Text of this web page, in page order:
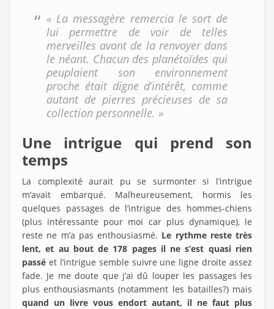
« La messagère remercia le sort de
lui permettre de voir de telles
merveilles avant de la renvoyer dans
le néant. Chacun des planétoïdes qui
peuplaient son environnement
proche était digne d’intérêt, comme
autant de pierres précieuses de sa
collection personnelle. »
Une intrigue qui prend son
temps
La complexité aurait pu se surmonter si l’intrigue
m’avait embarqué. Malheureusement, hormis les
quelques passages de l’intrigue des hommes-chiens
(plus intéressante pour moi car plus dynamique), le
reste ne m’a pas enthousiasmé. Le rythme reste très
lent, et au bout de 178 pages il ne s’est quasi rien
passé et l’intrigue semble suivre une ligne droite assez
fade. Je me doute que j’ai dû louper les passages les
plus enthousiasmants (notamment les batailles?) mais
quand un livre vous endort autant, il ne faut plus